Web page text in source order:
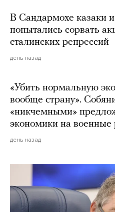
В Сандармохе казаки
попытались сорвать
сталинских репрессий
день назад
«Убить нормальную
вообще страну».
«никчемными»
экономики на военные
день назад